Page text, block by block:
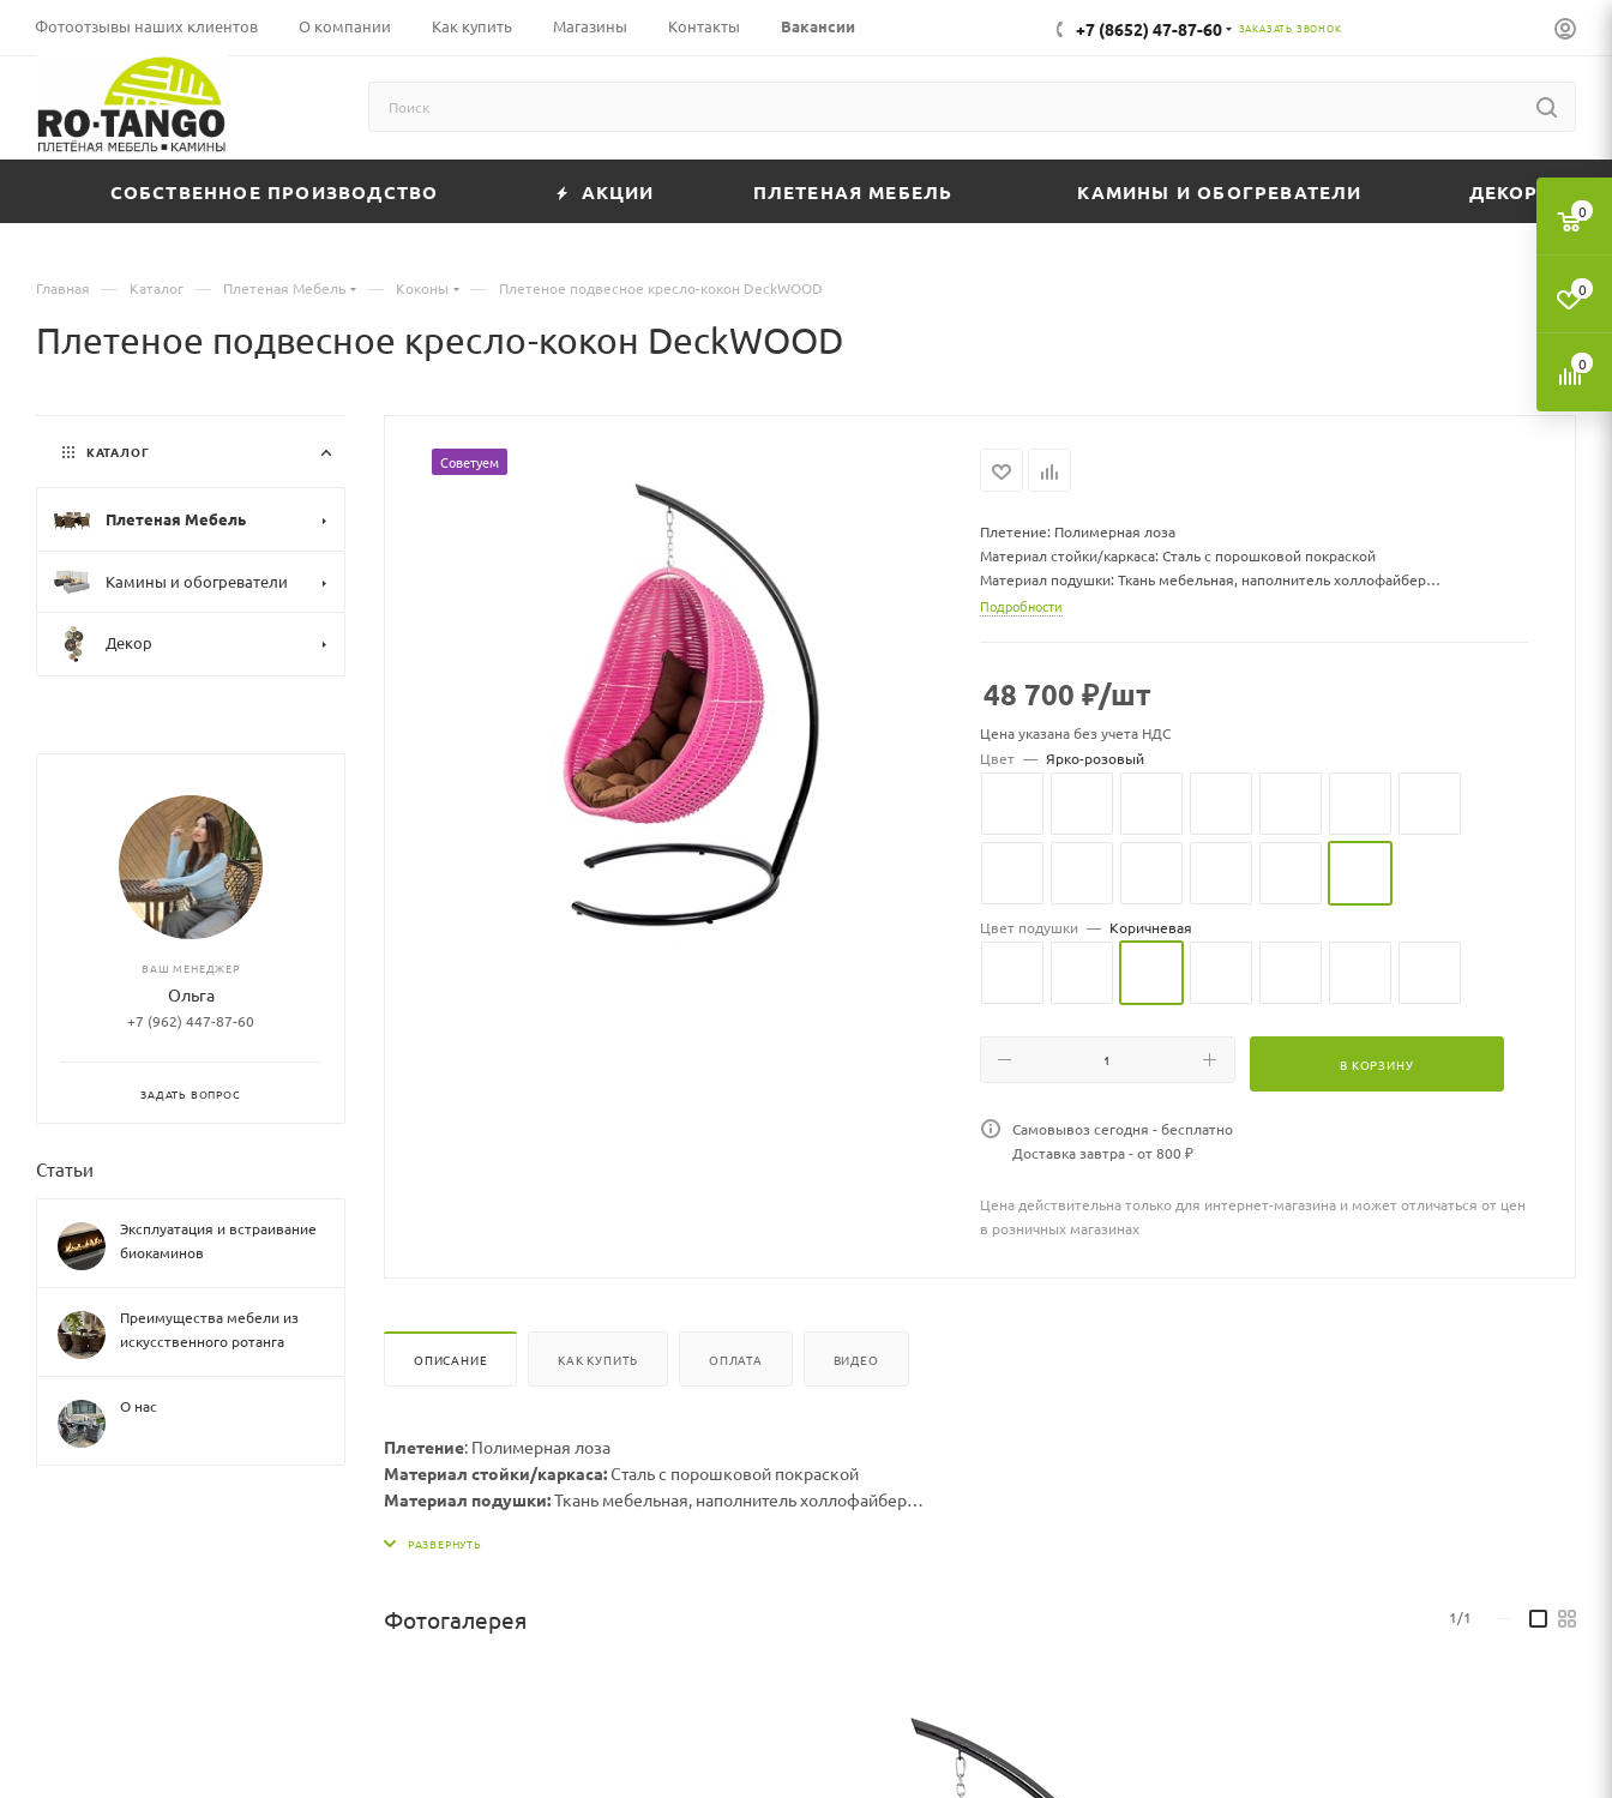
Фотоотзывы наших клиентов О компании Как купить Магазины Контакты Вакансии +7 (8652) 47-87-60 ЗАКАЗАТЬ ЗВОНОК
СОБСТВЕННОЕ ПРОИЗВОДСТВО АКЦИИ ПЛЕТЕНАЯ МЕБЕЛЬ КАМИНЫ И ОБОГРЕВАТЕЛИ ДЕКОР
Главная — Каталог — Плетеная Мебель — Коконы — Плетеное подвесное кресло-кокон DeckWOOD
Плетеное подвесное кресло-кокон DeckWOOD
Советуем
Плетение: Полимерная лоза
Материал стойки/каркаса: Сталь с порошковой покраской
Материал подушки: Ткань мебельная, наполнитель холлофайбер
Ширина х глубина х высота стойки (см): 116х116х215
Максимальная нагрузка, кг:150
Цвет подушек может меняться
Подробности
48 700 ₽/шт
Цена указана без учета НДС
Цвет — Ярко-розовый
Цвет подушки — Коричневая
В КОРЗИНУ
Самовывоз сегодня - бесплатно
Доставка завтра - от 800 ₽
Цена действительна только для интернет-магазина и может отличаться от цен
в розничных магазинах
ОПИСАНИЕ КАК КУПИТЬ ОПЛАТА ВИДЕО
Плетение: Полимерная лоза
Материал стойки/каркаса:Сталь с порошковой покраской
Материал подушки:Ткань мебельная, наполнитель холлофайбер
Ширина х глубина х высота корзины (см):
Максимальная нагрузка, кг:
Фотогалерея 1/1
КАТАЛОГ
Плетеная Мебель
Камины и обогреватели
Декор
ВАШ МЕНЕДЖЕР
Ольга
+7 (962) 447-87-60
ЗАДАТЬ ВОПРОС
Статьи
Эксплуатация и встраивание
биокаминов
Преимущества мебели из
искусственного ротанга
О нас
0
0
0